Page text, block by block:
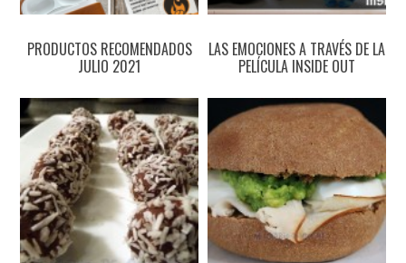
PRODUCTOS RECOMENDADOS
JULIO 2021
LAS EMOCIONES A TRAVÉS DE LA
PELÍCULA INSIDE OUT